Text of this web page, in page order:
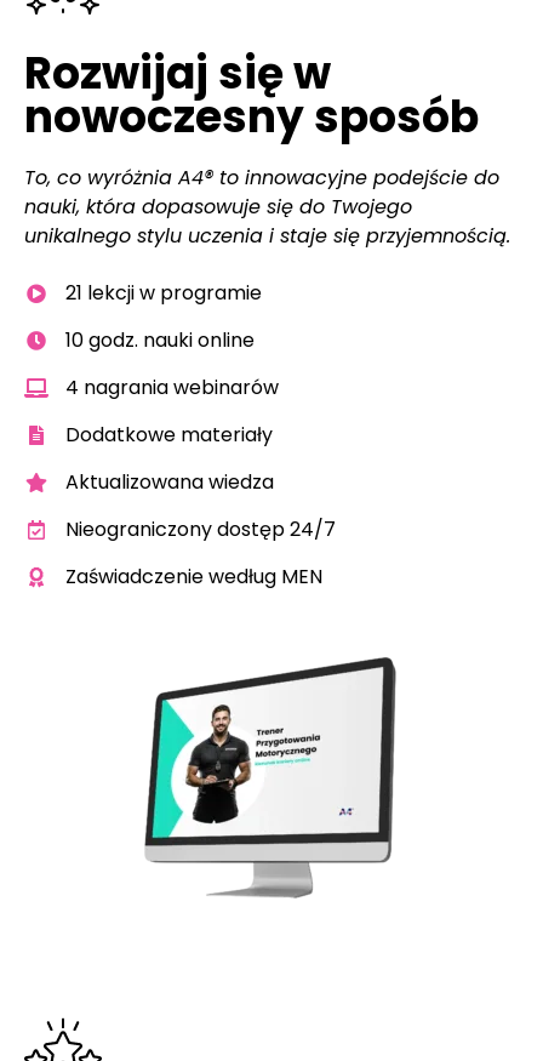
Rozwijaj się w
nowoczesny sposób
To, co wyróżnia A4® to innowacyjne podejście do
nauki, która dopasowuje się do Twojego
unikalnego stylu uczenia i staje się przyjemnością.
21 lekcji w programie
10 godz. nauki online
4 nagrania webinarów
Dodatkowe materiały
Aktualizowana wiedza
Nieograniczony dostęp 24/7
Zaświadczenie według MEN